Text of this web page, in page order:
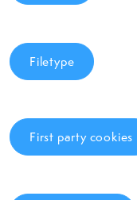
Filetype
First party cookies